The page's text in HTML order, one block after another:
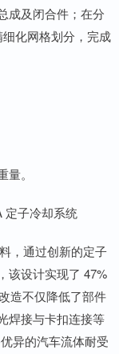
成及闭合件；在分
化网格划分，完成
。
定子冷却系统
，通过创新的定子
该设计实现了 47%
造不仅降低了部件
焊接与卡扣连接等
异的汽车流体耐受